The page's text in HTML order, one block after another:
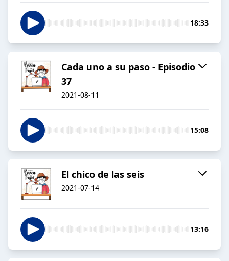
18:33
Cada uno a su paso - Episodio
37
2021-08-11
15:08
El chico de las seis
2021-07-14
13:16